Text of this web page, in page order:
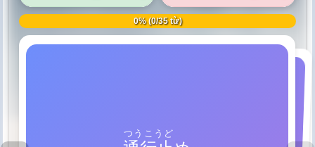
0% (0/35 từ)
つうこうど
Cấm lưu thông
しんごう